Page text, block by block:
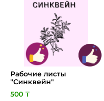
Рабочие листы
"Синквейн"
500 ₸